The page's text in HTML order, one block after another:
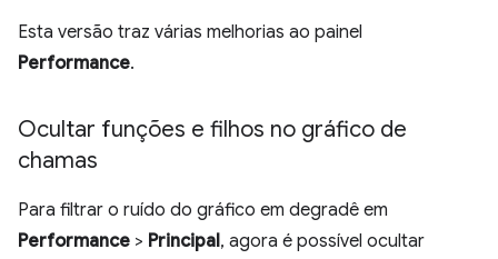
Esta versão traz várias melhorias ao painel
Performance.
Ocultar funções e filhos no gráfico de
chamas
Para filtrar o ruído do gráfico em degradê em
Performance > Principal, agora é possível ocultar